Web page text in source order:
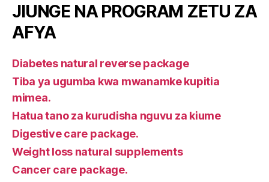
JIUNGE NA PROGRAM ZETU ZA
AFYA
Diabetes natural reverse package
Tiba ya ugumba kwa mwanamke kupitia
mimea.
Hatua tano za kurudisha nguvu za kiume
Digestive care package.
Weight loss natural supplements
Cancer care package.